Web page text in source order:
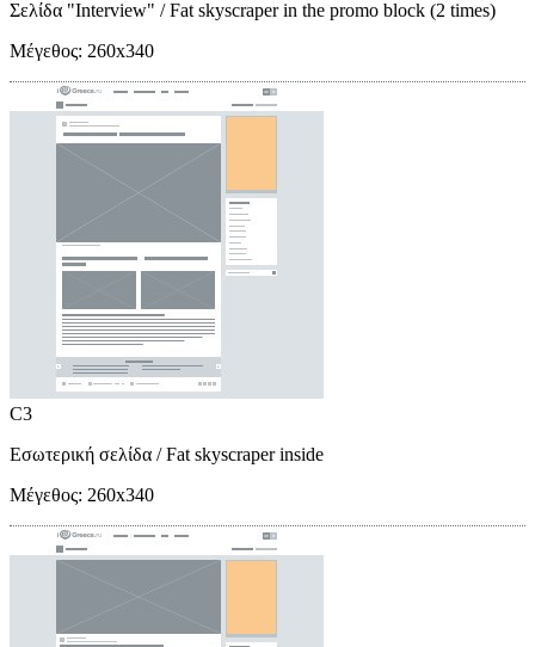
Σελίδα "Interview" / Fat skyscraper in the promo block (2 times)
Μέγεθος: 260x340
C3
Εσωτερική σελίδα / Fat skyscraper inside
Μέγεθος: 260x340